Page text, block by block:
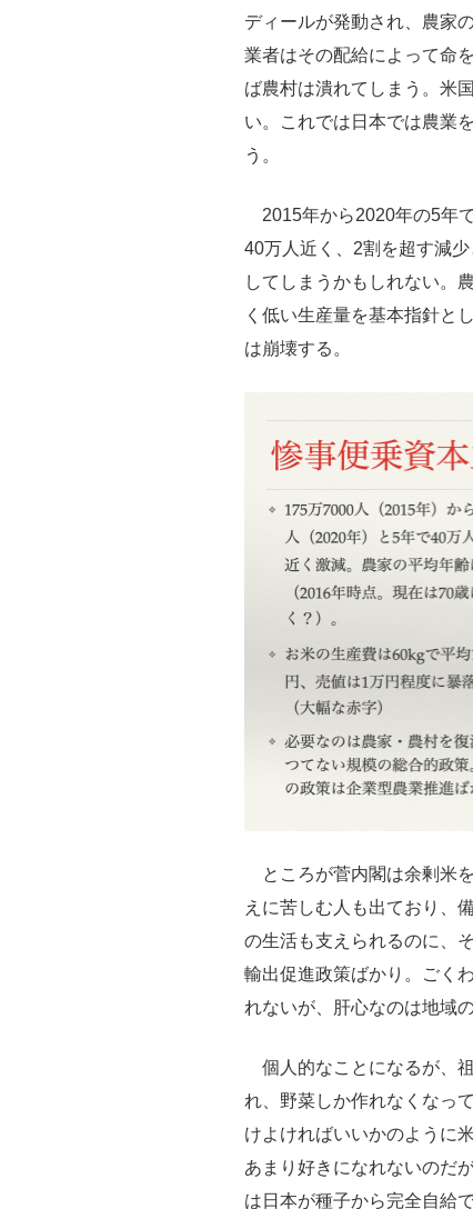
ディールが発動され、農家
業者はその配給によって命
ば農村は潰れてしまう。米
い。これでは日本では農業
う。
2015年から2020年の5年
40万人近く、2割を超す減
してしまうかもしれない。
く低い生産量を基本指針と
は崩壊する。
ところが菅内閣は余剰米
えに苦しむ人も出ており、
の生活も支えられるのに、
輸出促進政策ばかり。ごく
れないが、肝心なのは地域
個人的なことになるが、
れ、野菜しか作れなくなっ
けよければいいかのように
あまり好きになれないのだ
は日本が種子から完全自給